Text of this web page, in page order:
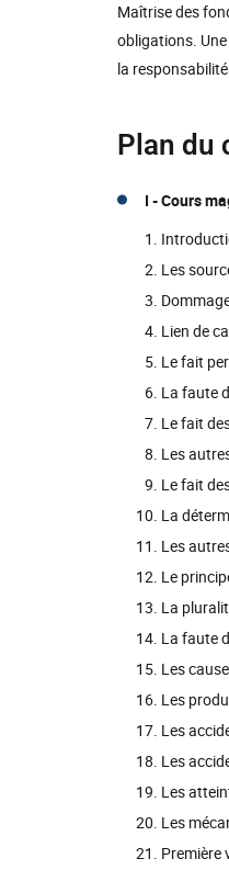
Maîtrise des
obligations.
la
Plan du
I -Cours
Les
Lien de
Le fait
La faute
Le fait
Les
Le fait
La
Les
Le
La
La faute
Les
Les
Les
Les
Les
Les
Première